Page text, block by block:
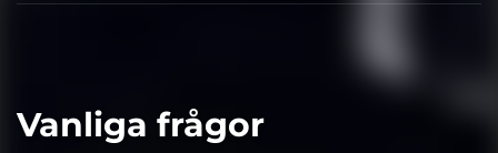
Vanliga frågor